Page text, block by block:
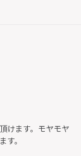
けます。モヤモヤ
。